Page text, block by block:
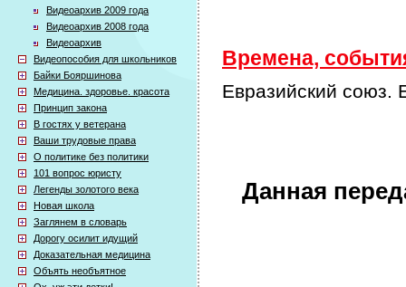
Видеоархив 2009 года
Видеоархив 2008 года
Видеоархив
Видеопособия для школьников
Байки Бояршинова
Медицина. здоровье. красота
Принцип закона
В гостях у ветерана
Ваши трудовые права
О политике без политики
101 вопрос юристу
Легенды золотого века
Новая школа
Заглянем в словарь
Дорогу осилит идущий
Доказательная медицина
Объять необъятное
Времена,
Евразийский союз.
Данная